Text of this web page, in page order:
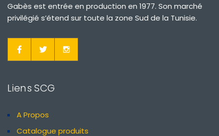
Gabès est entrée en production en 1977. Son marché
privilégié s’étend sur toute la zone Sud de la Tunisie.
Liens SCG
A Propos
Catalogue produits